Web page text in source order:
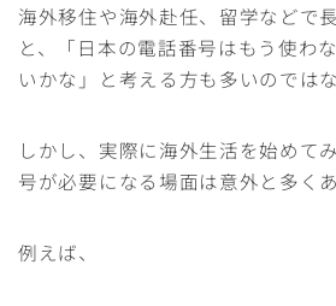
海外移住や海外赴任、留学などで
と、「日本の電話番号はもう使わ
いかな」と考える方も多いのでは
しかし、実際に海外生活を始めて
号が必要になる場面は意外と多くあ
例えば、